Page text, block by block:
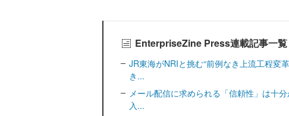
EnterpriseZine Press連載記事一覧
JR東海がNRIと挑む“前例なき上流工程
き...
メール配信に求められる「信頼性」は十
入...